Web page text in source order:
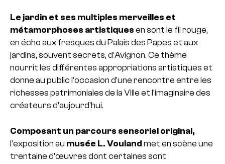
Le jardin et ses multiples merveilles et
métamorphoses artistiques en sont le fil rouge,
en écho aux fresques du Palais des Papes et aux
jardins, souvent secrets, d’Avignon. Ce thème
nourrit les différentes appropriations artistiques et
donne au public l’occasion d’une rencontre entre les
richesses patrimoniales de la Ville et l’imaginaire des
créateurs d’aujourd’hui.
Composant un parcours sensoriel original,
l’exposition au musée L. Vouland met en scène une
trentaine d’œuvres dont certaines sont